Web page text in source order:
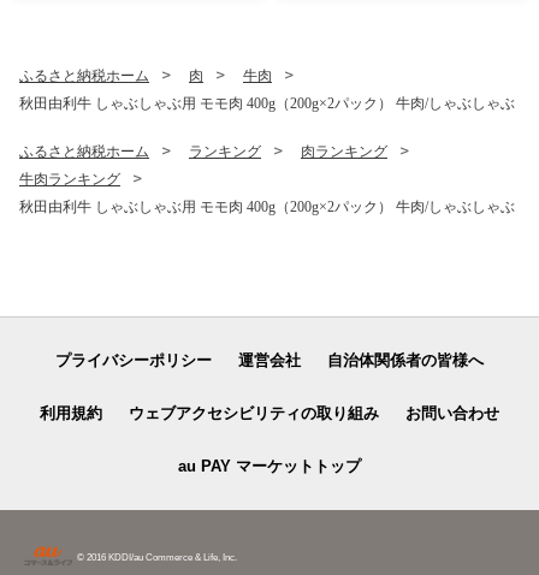
ふるさと納税ホーム 肉
牛肉
秋田由利牛 しゃぶしゃぶ用 モモ肉 400g（200g×2パック） 牛肉/しゃぶしゃぶ
ふるさと納税ホーム ランキング
肉ランキング
牛肉ランキング
秋田由利牛 しゃぶしゃぶ用 モモ肉 400g（200g×2パック） 牛肉/しゃぶしゃぶ
プライバシーポリシー 運営会社 自治体関係者の皆様へ
利用規約 ウェブアクセシビリティの取り組み お問い合わせ
au PAY マーケットトップ
© 2016 KDDI/au Commerce & Life, Inc.